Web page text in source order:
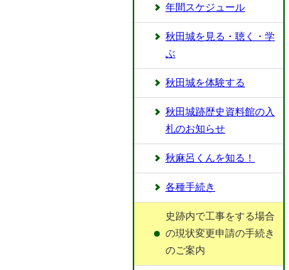
年間スケジュール
秋田城を見る・聴く・学
ぶ
秋田城を体験する
秋田城跡歴史資料館の入
札のお知らせ
秋麻呂くんを知る！
各種手続き
史跡内で工事をする場合
の現状変更申請の手続き
のご案内